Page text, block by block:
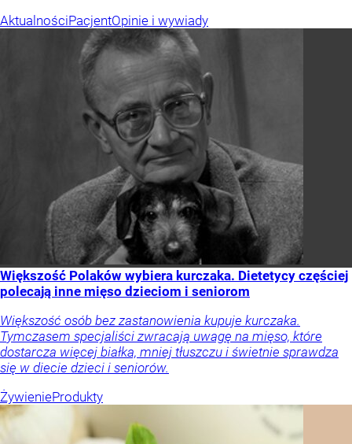
AktualnościPacjentOpinie i wywiady
Większość Polaków wybiera kurczaka. Dietetycy częściej
polecają inne mięso dzieciom i seniorom
Większość osób bez zastanowienia kupuje kurczaka.
Tymczasem specjaliści zwracają uwagę na mięso, które
dostarcza więcej białka, mniej tłuszczu i świetnie sprawdza
się w diecie dzieci i seniorów.
ŻywienieProdukty